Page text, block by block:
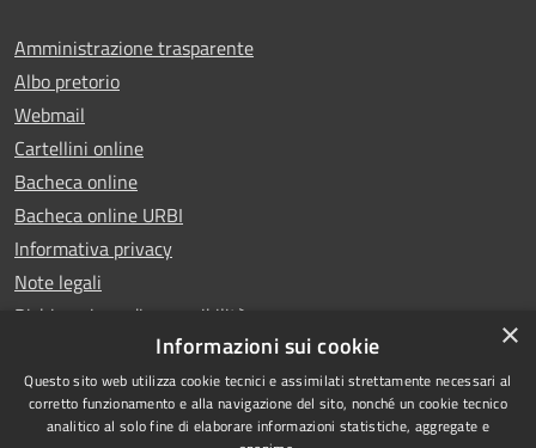
Amministrazione trasparente
Albo pretorio
Webmail
Cartellini online
Bacheca online
Bacheca online URBI
Informativa privacy
Note legali
Dichiarazione di accessibilità
RSS Copyright © 2025 Comune di
×
Informazioni sui cookie
Questo sito web utilizza cookie tecnici e assimilati strettamente necessari al
corretto funzionamento e alla navigazione del sito, nonché un cookie tecnico
analitico al solo fine di elaborare informazioni statistiche, aggregate e